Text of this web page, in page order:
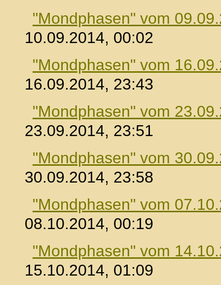
"Mondphasen" vom
10.09.2014, 00:02
"Mondphasen" vom
16.09.2014, 23:43
"Mondphasen" vom
23.09.2014, 23:51
"Mondphasen" vom
30.09.2014, 23:58
"Mondphasen" vom
08.10.2014, 00:19
"Mondphasen" vom
15.10.2014, 01:09